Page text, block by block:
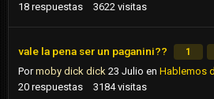
18 respuestas 3622 visitas
vale la pena ser un paganini?? 1
Pormoby dick dick 23 Julio en Hablemos
20 respuestas 3184 visitas